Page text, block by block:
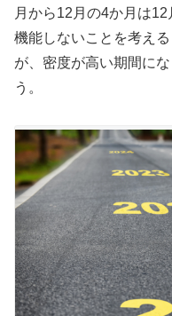
月から12月の4か月は
機能しないことを考え
が、密度が高い期間に
う。